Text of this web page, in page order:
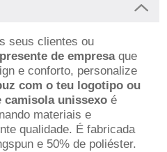
seus clientes ou
presente de empresaque
e conforto, personalize
com o teu logotipo ou
camisola unissexoé
materiais e
qualidade. É fabricada
e 50% de poliéster.